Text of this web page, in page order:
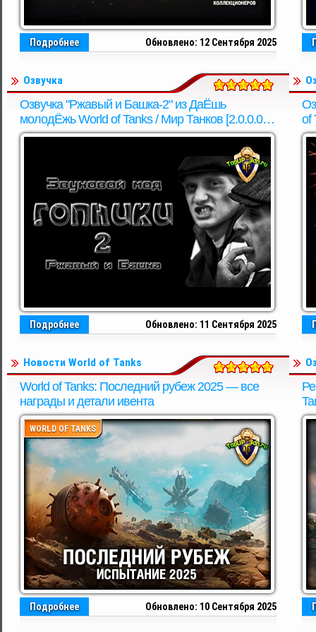
Обновлено: 12 Сентября 2025
Подробнее
Озвучка
Озвучка "Ржавый и Башка-2" из ДаЁшь
молодЁжь World of Tanks / Мир Танков [2.0.0.0 /
1.37.0.0]
Обновлено: 11 Сентября 2025
Подробнее
of
Новости World of Tanks
World of Tanks: Последний рубеж 2025 — все
награды и детали ивента
WORLD OF TANKS
Обновлено: 10 Сентября 2025
Подробнее